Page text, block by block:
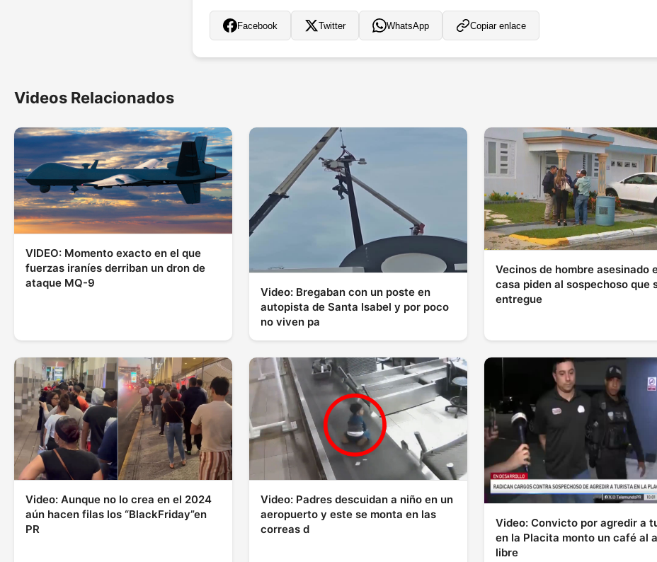
Facebook Twitter WhatsApp Copiar enlace
Videos Relacionados
VIDEO: Momento exacto en el que
fuerzas iraníes derriban un dron de
ataque MQ-9
Video: Bregaban con un poste en
autopista de Santa Isabel y por poco
no viven pa
Vecinos de hombre asesinado
casa piden al sospechoso que
entregue
Video: Aunque no lo crea en el 2024
aún hacen filas los “BlackFriday”en
PR
Video: Padres descuidan a niño en un
aeropuerto y este se monta en las
correas d
Video: Convicto por agredir a
en la Placita monto un café al
libre